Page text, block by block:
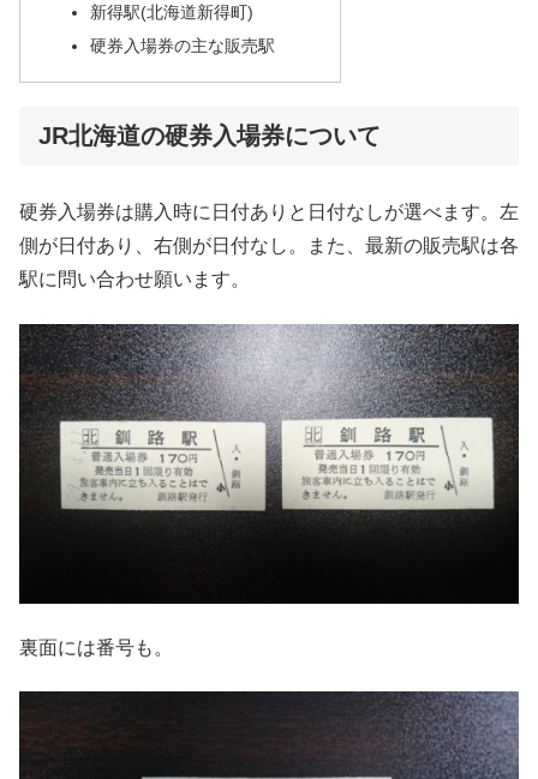
新得駅(北海道新得町)
硬券入場券の主な販売駅
JR北海道の硬券入場券について
硬券入場券は購入時に日付ありと日付なしが選べます。左
側が日付あり、右側が日付なし。また、最新の販売駅は各
駅に問い合わせ願います。
裏面には番号も。